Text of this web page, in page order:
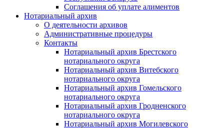
Соглашения об уплате алиментов
Нотариальный архив
О деятельности архивов
Административные процедуры
Контакты
Нотариальный архив Брестского
нотариального округа
Нотариальный архив Витебского
нотариального округа
Нотариальный архив Гомельского
нотариального округа
Нотариальный архив Гродненского
нотариального округа
Нотариальный архив Могилевского